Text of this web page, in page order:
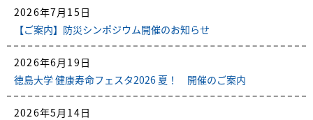
2026年7月15日
【ご案内】防災シンポジウム開催のお知らせ
2026年6月19日
徳島大学 健康寿命フェスタ2026 夏！ 開催のご案内
2026年5月14日